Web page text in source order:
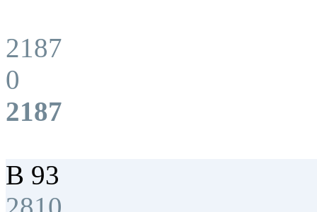
2187
0
2187
B 93